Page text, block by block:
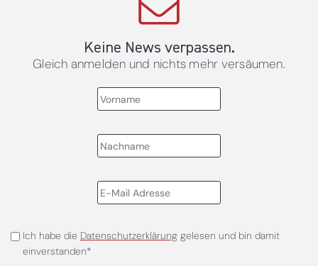
Keine News verpassen.
Gleich anmelden und nichts mehr versäumen.
Ich habe die Datenschutzerklärunggelesen und bin damit
einverstanden*